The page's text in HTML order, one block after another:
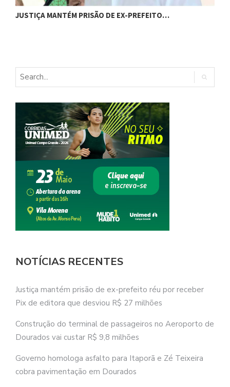
JUSTIÇA MANTÉM PRISÃO DE EX-PREFEITO…
NOTÍCIAS RECENTES
Justiça mantém prisão de ex-prefeito réu por receber
Pix de editora que desviou R$ 27 milhões
Construção do terminal de passageiros no Aeroporto de
Dourados vai custar R$ 9,8 milhões
Governo homologa asfalto para Itaporã e Zé Teixeira
cobra pavimentação em Dourados